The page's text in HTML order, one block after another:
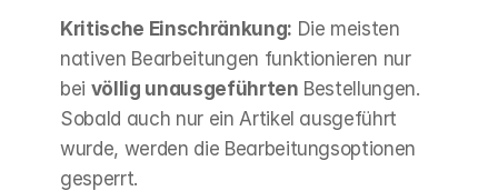
Kritische Einschränkung: Die meisten
nativen Bearbeitungen funktionieren nur
bei völlig unausgeführten Bestellungen.
Sobald auch nur ein Artikel ausgeführt
wurde, werden die Bearbeitungsoptionen
gesperrt.